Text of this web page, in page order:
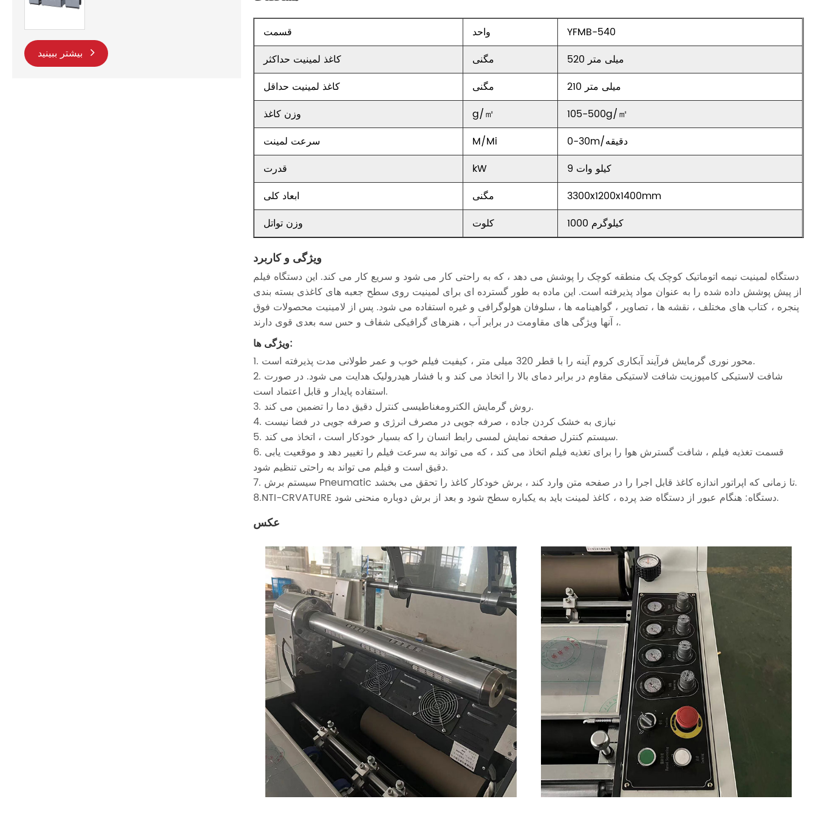
قسمت واحد
YFMB-540
کاغذ لمینیت حداکثر
مگنی
520 میلی متر
کاغذ لمینیت حداقل
مگنی
210 میلی متر
وزن کاغذ
g/㎡
105-500g/㎡
سرعت لمینت
M/Mi
0-30m/دقیقه
قدرت
kW
9 کیلو وات
ابعاد کلی
مگنی
3300x1200x1400mm
وزن تواتل
کلوت 1000 کیلوگرم
ویژگی و کاربرد
دستگاه لمینیت نیمه اتوماتیک کوچک یک منطقه کوچک را پوشش می دهد ، که به راحتی کار می شود و سریع کار می کند. این دستگاه فیلم
از پیش پوشش داده شده را به عنوان مواد پذیرفته است. این ماده به طور گسترده ای برای لمینیت روی سطح جعبه های کاغذی بسته بندی
پنجره ، کتاب های مختلف ، نقشه ها ، تصاویر ، گواهینامه ها ، سلوفان هولوگرافی و غیره استفاده می شود. پس از لامینیت محصولات فوق
، آنها ویژگی های مقاومت در برابر آب ، هنرهای گرافیکی شفاف و حس سه بعدی قوی دارند.
ویژگی ها:
1. محور نوری گرمایش فرآیند آبکاری کروم آینه را با قطر 320 میلی متر ، کیفیت فیلم خوب و عمر طولانی مدت پذیرفته است.
2. شافت لاستیکی کامپوزیت شافت لاستیکی مقاوم در برابر دمای بالا را اتخاذ می کند و با فشار هیدرولیک هدایت می شود. در صورت
استفاده پایدار و قابل اعتماد است.
3. روش گرمایش الکترومغناطیسی کنترل دقیق دما را تضمین می کند.
4. نیازی به خشک کردن جاده ، صرفه جویی در مصرف انرژی و صرفه جویی در فضا نیست
5. سیستم کنترل صفحه نمایش لمسی رابط انسان را که بسیار خودکار است ، اتخاذ می کند.
6. قسمت تغذیه فیلم ، شافت گسترش هوا را برای تغذیه فیلم اتخاذ می کند ، که می تواند به سرعت فیلم را تغییر دهد و موقعیت یابی
دقیق است و فیلم می تواند به راحتی تنظیم شود.
7. سیستم برش Pneumatic تا زمانی که اپراتور اندازه کاغذ قابل اجرا را در صفحه متن وارد کند ، برش خودکار کاغذ را تحقق می بخشد.
8.NTI-CRVATURE دستگاه: هنگام عبور از دستگاه ضد پرده ، کاغذ لمینت باید به یکباره سطح شود و بعد از برش دوباره منحنی شود.
عکس